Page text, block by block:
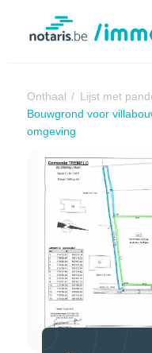
Notaris.be
Onthaal
Lijst met
Bouwgrond voor
omgeving